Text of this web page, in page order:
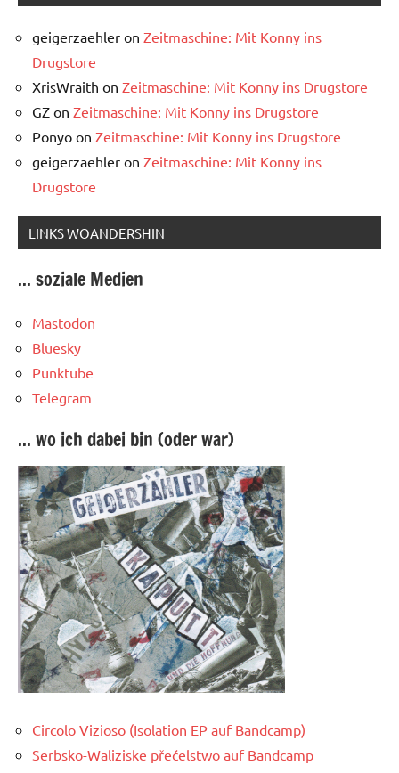
geigerzaehler on Zeitmaschine: Mit Konny ins
Drugstore
XrisWraith on Zeitmaschine: Mit Konny ins Drugstore
GZ on Zeitmaschine: Mit Konny ins Drugstore
Ponyo on Zeitmaschine: Mit Konny ins Drugstore
geigerzaehler on Zeitmaschine: Mit Konny ins
Drugstore
LINKS WOANDERSHIN
... soziale Medien
Mastodon
Bluesky
Punktube
Telegram
... wo ich dabei bin (oder war)
Circolo Vizioso (Isolation EP auf Bandcamp)
Serbsko-Waliziske přećelstwo auf Bandcamp